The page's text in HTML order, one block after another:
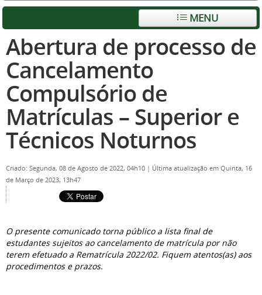
MENU
Abertura de processo de
Cancelamento
Compulsório de
Matrículas – Superior e
Técnicos Noturnos
Criado: Segunda, 08 de Agosto de 2022, 04h10 | Última atualização em Quinta, 16
de Março de 2023, 13h47
O presente comunicado torna público a lista final de
estudantes sujeitos ao cancelamento de matrícula por não
terem efetuado a Rematrícula 2022/02. Fiquem atentos(as) aos
procedimentos e prazos.